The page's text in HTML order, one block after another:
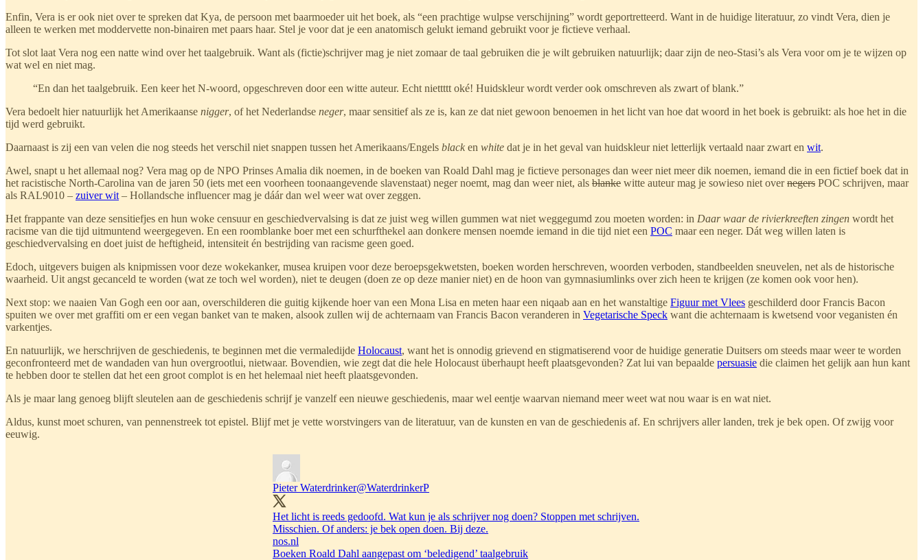
Enfin, Vera is er ook niet over te spreken dat Kya, de persoon met baarmoeder uit het boek, als “een prachtige wulpse verschijning” wordt geportretteerd. Want in de huidige literatuur, zo vindt Vera, dien je
alleen te werken met moddervette non-binairen met paars haar. Stel je voor dat je een anatomisch gelukt iemand gebruikt voor je fictieve verhaal.
Tot slot laat Vera nog een natte wind over het taalgebruik. Want als (fictie)schrijver mag je niet zomaar de taal gebruiken die je wilt gebruiken natuurlijk; daar zijn de neo-Stasi’s als Vera voor om je te wijzen op
wat wel en niet mag.
“En dan het taalgebruik. Een keer het N-woord, opgeschreven door een witte auteur. Echt niettttt oké! Huidskleur wordt verder ook omschreven als zwart of blank.”
Vera bedoelt hier natuurlijk het Amerikaanse nigger, of het Nederlandse neger, maar sensitief als ze is, kan ze dat niet gewoon benoemen in het licht van hoe dat woord in het boek is gebruikt: als hoe het in die
tijd werd gebruikt.
Daarnaast is zij een van velen die nog steeds het verschil niet snappen tussen het Amerikaans/Engels black en white dat je in het geval van huidskleur niet letterlijk vertaald naar zwart en wit.
Awel, snapt u het allemaal nog? Vera mag op de NPO Prinses Amalia dik noemen, in de boeken van Roald Dahl mag je fictieve personages dan weer niet meer dik noemen, iemand die in een fictief boek dat in
het racistische North-Carolina van de jaren 50 (iets met een voorheen toonaangevende slavenstaat) neger noemt, mag dan weer niet, als blanke witte auteur mag je sowieso niet overnegers POC schrijven, maar
als RAL9010 – zuiver wit – Hollandsche influencer mag je dáár dan wel weer wat over zeggen.
Het frappante van deze sensitiefjes en hun woke censuur en geschiedvervalsing is dat ze juist weg willen gummen wat niet weggegumd zou moeten worden: in Daar waar de rivierkreeften zingen wordt het
racisme van die tijd uitmuntend weergegeven. En een roomblanke boer met een schurfthekel aan donkere mensen noemde iemand in die tijd niet een POC maar een neger. Dát weg willen laten is
geschiedvervalsing en doet juist de heftigheid, intensiteit én bestrijding van racisme geen goed.
Edoch, uitgevers buigen als knipmissen voor deze wokekanker, musea kruipen voor deze beroepsgekwetsten, boeken worden herschreven, woorden verboden, standbeelden sneuvelen, net als de historische
waarheid. Uit angst gecanceld te worden (wat ze toch wel worden), niet te deugen (doen ze op deze manier niet) en de hoon van gymnasiumlinks over zich heen te krijgen (ze komen ook voor hen).
Next stop: we naaien Van Gogh een oor aan, overschilderen die guitig kijkende hoer van een Mona Lisa en meten haar een niqaab aan en het wanstaltige Figuur met Vlees geschilderd door Francis Bacon
spuiten we over met graffiti om er een vegan banket van te maken, alsook zullen wij de achternaam van Francis Bacon veranderen in Vegetarische Speck want die achternaam is kwetsend voor veganisten én
varkentjes.
En natuurlijk, we herschrijven de geschiedenis, te beginnen met die vermaledijde Holocaust, want het is onnodig grievend en stigmatiserend voor de huidige generatie Duitsers om steeds maar weer te worden
geconfronteerd met de wandaden van hun overgrootlui, nietwaar. Bovendien, wie zegt dat die hele Holocaust überhaupt heeft plaatsgevonden? Zat lui van bepaalde persuasie die claimen het gelijk aan hun kant
te hebben door te stellen dat het een groot complot is en het helemaal niet heeft plaatsgevonden.
Als je maar lang genoeg blijft sleutelen aan de geschiedenis schrijf je vanzelf een nieuwe geschiedenis, maar wel eentje waarvan niemand meer weet wat nou waar is en wat niet.
Aldus, kunst moet schuren, van pennenstreek tot epistel. Blijf met je vette worstvingers van de literatuur, van de kunsten en van de geschiedenis af. En schrijvers aller landen, trek je bek open. Of zwijg voor
eeuwig.
Pieter Waterdrinker@WaterdrinkerP
Het licht is reeds gedoofd. Wat kun je als schrijver nog doen? Stoppen met schrijven.
Misschien. Of anders: je bek open doen. Bij deze.
nos.nl
Boeken Roald Dahl aangepast om ‘beledigend’ taalgebruik